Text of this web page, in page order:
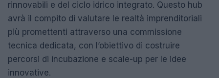
rinnovabili e del ciclo idrico integrato. Questo hub
avrà il compito di valutare le realtà imprenditoriali
più promettenti attraverso una commissione
tecnica dedicata, con l’obiettivo di costruire
percorsi di incubazione e scale-up per le idee
innovative.